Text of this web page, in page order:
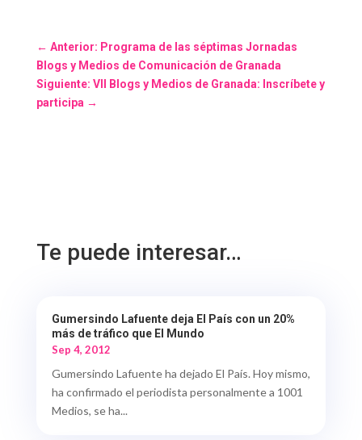
← Anterior: Programa de las séptimas Jornadas
Blogs y Medios de Comunicación de Granada
Siguiente: VII Blogs y Medios de Granada: Inscríbete y
participa →
Te puede interesar…
Gumersindo Lafuente deja El País con un 20%
más de tráfico que El Mundo
Sep 4, 2012
Gumersindo Lafuente ha dejado El País. Hoy mismo,
ha confirmado el periodista personalmente a 1001
Medios, se ha...